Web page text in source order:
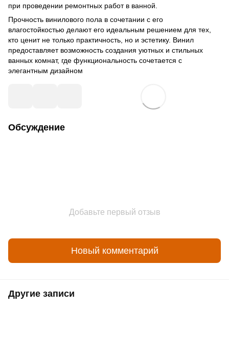
при проведении ремонтных работ в ванной.
Прочность винилового пола в сочетании с его
влагостойкостью делают его идеальным решением для тех,
кто ценит не только практичность, но и эстетику. Винил
предоставляет возможность создания уютных и стильных
ванных комнат, где функциональность сочетается с
элегантным дизайном
Обсуждение
Добавьте первый отзыв
Новый комментарий
Другие записи